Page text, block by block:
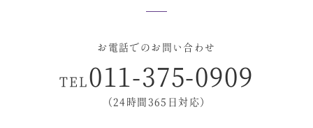
お電話でのお問い合わせ
TEL011-375-0909
（24時間365日対応）